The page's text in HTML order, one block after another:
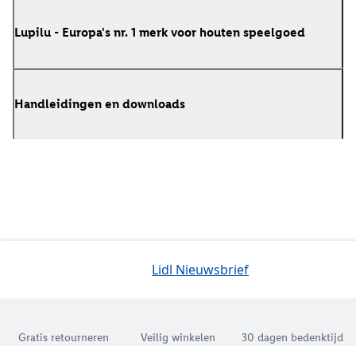
Lupilu - Europa's nr. 1 merk voor houten speelgoed
Handleidingen en downloads
Lidl Nieuwsbrief
Gratis retourneren Veilig winkelen 30 dagen bedenktijd